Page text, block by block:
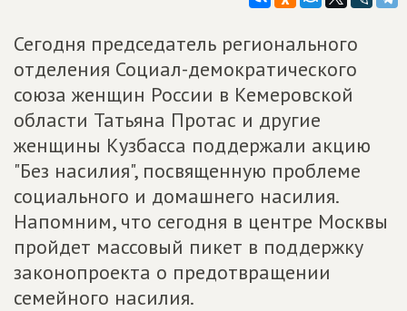
Сегодня председатель регионального
отделения Социал-демократического
союза женщин России в Кемеровской
области Татьяна Протас и другие
женщины Кузбасса поддержали акцию
"Без насилия", посвященную проблеме
социального и домашнего насилия.
Напомним, что сегодня в центре Москвы
пройдет массовый пикет в поддержку
законопроекта о предотвращении
семейного насилия.